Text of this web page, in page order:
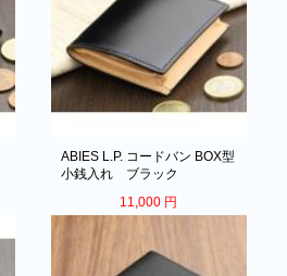
ABIES L.P. コードバン BOX型
小銭入れ ブラック
11,000 円